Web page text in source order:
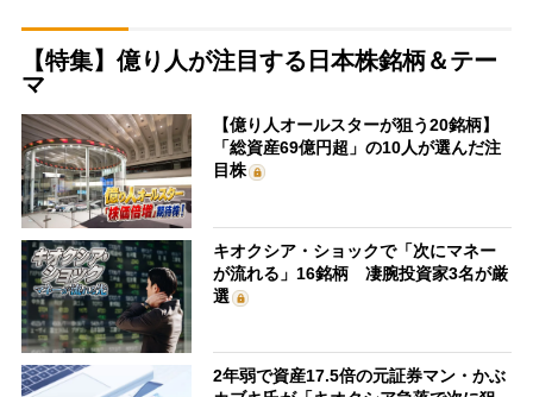
【特集】億り人が注目する日本株銘柄＆テー
マ
【億り人オールスターが狙う20銘柄】
「総資産69億円超」の10人が選んだ注
目株
キオクシア・ショックで「次にマネー
が流れる」16銘柄 凄腕投資家3名が厳
選
2年弱で資産17.5倍の元証券マン・かぶ